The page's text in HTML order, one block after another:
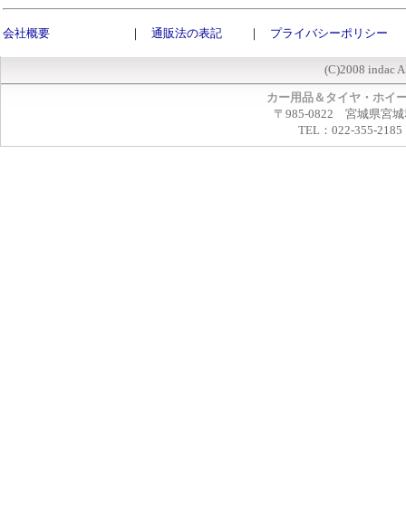
会社概要 ｜ 通販法の表記 ｜ プライバシーポリシー
(C)2008 indac
カー用品＆タイヤ・ホイ
〒985-0822 宮城県宮城
TEL：022-355-